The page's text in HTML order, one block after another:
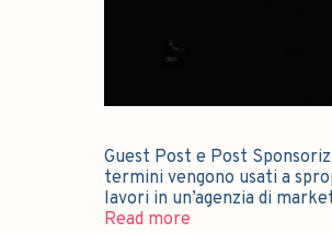
Guest Post e Post
termini vengono usati a
lavori in un’agenzia di
Read more